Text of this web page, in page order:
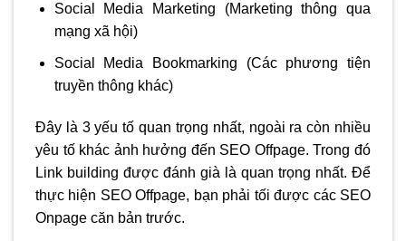
Social Media Marketing (Marketing thông qua
mạng xã hội)
Social Media Bookmarking (Các phương tiện
truyền thông khác)
Đây là 3 yếu tố quan trọng nhất, ngoài ra còn nhiều
yêu tố khác ảnh hưởng đến SEO Offpage. Trong đó
Link building được đánh già là quan trọng nhất. Để
thực hiện SEO Offpage, bạn phải tối được các SEO
Onpage căn bản trước.